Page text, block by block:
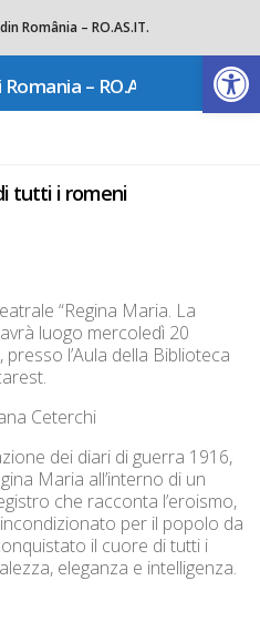
tutti i romeni
“Regina Maria. La
luogo mercoledì 20
l’Aula della Biblioteca
Ceterchi
dei diari di guerra 1916,
Maria all’interno di un
che racconta l’eroismo,
per il popolo da
il cuore di tutti i
eleganza e intelligenza.
Apri la
România – RO.AS.IT.